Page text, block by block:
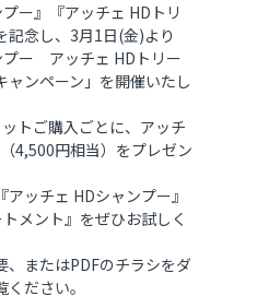
ー』『アッチェ HDトリ
記念し、3月1日(金)より
プー アッチェ HDトリー
ンペーン」を開催いたし
トご購入ごとに、アッチ
4,500円相当）をプレゼン
ッチェ HDシャンプー』
メント』をぜひお試しく
、またはPDFのチラシをダ
ださい。